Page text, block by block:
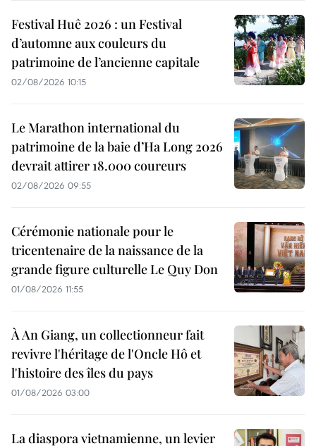
Festival Huê 2026 : un Festival
d’automne aux couleurs du
patrimoine de l’ancienne capitale
02/08/2026 10:15
Le Marathon international du
patrimoine de la baie d’Ha Long 2026
devrait attirer 18.000 coureurs
02/08/2026 09:55
Cérémonie nationale pour le
tricentenaire de la naissance de la
grande figure culturelle Le Quy Don
01/08/2026 11:55
À An Giang, un collectionneur fait
revivre l'héritage de l'Oncle Hô et
l'histoire des îles du pays
01/08/2026 03:00
La diaspora vietnamienne, un levier